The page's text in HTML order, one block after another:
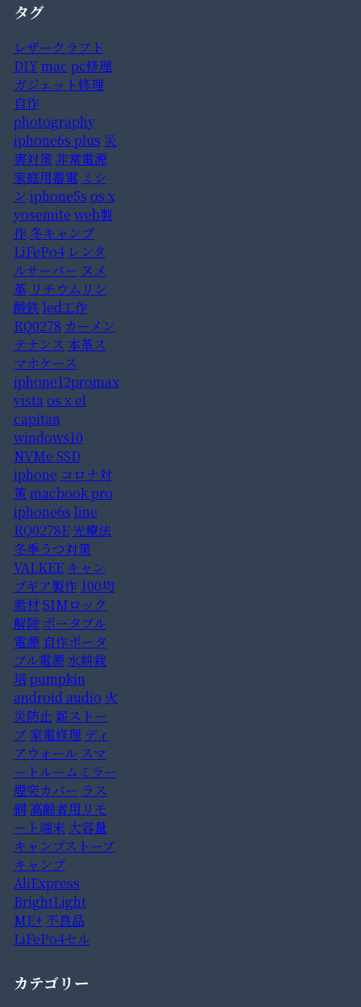
タグ
レザークラフト
DIYmac pc修理
ガジェット修理
自作
photography
iphone6s plus 災
害対策非常電源
家庭用蓄電 ミシ
ン iphone5s os x
yosemite web製
作 冬キャンプ
LiFePo4 レンタ
ルサーバー ヌメ
革 リチウムリン
酸鉄 led工作
RQ0278 カーメン
テナンス 本革ス
マホケース
iphone12promax
vistaos x el
capitan
windows10
NVMe SSD
iphone コロナ対
策macbook pro
iphone6s line
RQ0278E 光療法
冬季うつ対策
VALKEE キャン
プギア製作 100均
素材SIMロック
解除 ポータブル
電源 自作ポータ
ブル電源水耕栽
培pumpkin
android audio 火
災防止 薪ストー
ブ家電修理 ディ
アウォール スマ
ートルームミラー
煙突カバー ラス
網 高齢者用リモ
ート端末大容量
キャンプストーブ
キャンプ
AliExpress
BrightLight
ME+不良品
LiFePo4セル
カテゴリー